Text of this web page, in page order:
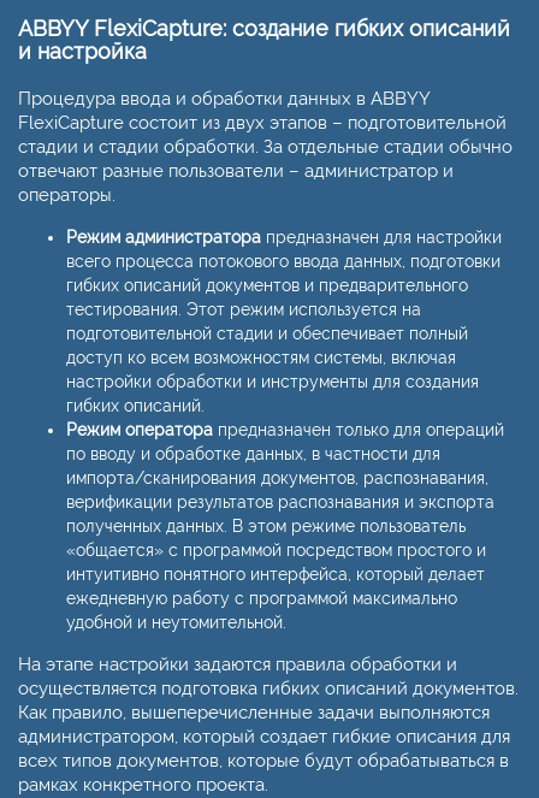
ABBYY FlexiCapture: создание гибких описаний
и настройка
Процедура ввода и обработки данных в ABBYY
FlexiCapture состоит из двух этапов – подготовительной
стадии и стадии обработки. За отдельные стадии обычно
отвечают разные пользователи – администратор и
операторы.
Режим администратора предназначен для настройки
всего процесса потокового ввода данных, подготовки
гибких описаний документов и предварительного
тестирования. Этот режим используется на
подготовительной стадии и обеспечивает полный
доступ ко всем возможностям системы, включая
настройки обработки и инструменты для создания
гибких описаний.
Режим оператора предназначен только для операций
по вводу и обработке данных, в частности для
импорта/сканирования документов, распознавания,
верификации результатов распознавания и экспорта
полученных данных. В этом режиме пользователь
«общается» с программой посредством простого и
интуитивно понятного интерфейса, который делает
ежедневную работу с программой максимально
удобной и неутомительной.
На этапе настройки задаются правила обработки и
осуществляется подготовка гибких описаний документов.
Как правило, вышеперечисленные задачи выполняются
администратором, который создает гибкие описания для
всех типов документов, которые будут обрабатываться в
рамках конкретного проекта.